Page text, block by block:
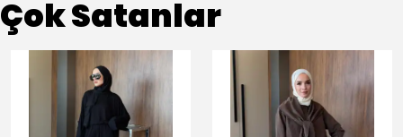
Çok Satanlar